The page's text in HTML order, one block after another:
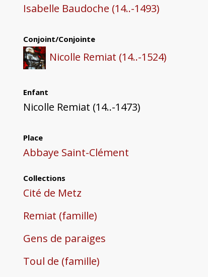
Isabelle Baudoche (14..-1493)
Conjoint/Conjointe
Nicolle Remiat (14..-1524)
Enfant
Nicolle Remiat (14..-1473)
Place
Abbaye Saint-Clément
Collections
Cité de Metz
Remiat (famille)
Gens de paraiges
Toul de (famille)